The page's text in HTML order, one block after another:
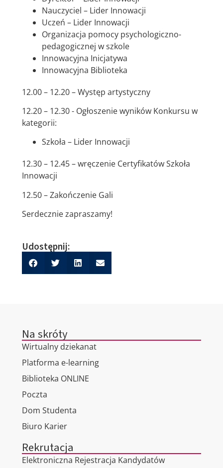
Nauczyciel – Lider Innowacji
Uczeń – Lider Innowacji
Organizacja pomocy psychologiczno-
pedagogicznej w szkole
Innowacyjna Inicjatywa
Innowacyjna Biblioteka
12.00 – 12.20 – Występ artystyczny
12.20 – 12.30 - Ogłoszenie wyników Konkursu w
kategorii:
Szkoła – Lider Innowacji
12.30 – 12.45 – wręczenie Certyfikatów Szkoła
Innowacji
12.50 – Zakończenie Gali
Serdecznie zapraszamy!
Udostępnij:
Na skróty
Wirtualny dziekanat
Platforma e-learning
Biblioteka ONLINE
Poczta
Dom Studenta
Biuro Karier
Rekrutacja
Elektroniczna Rejestracja Kandydatów